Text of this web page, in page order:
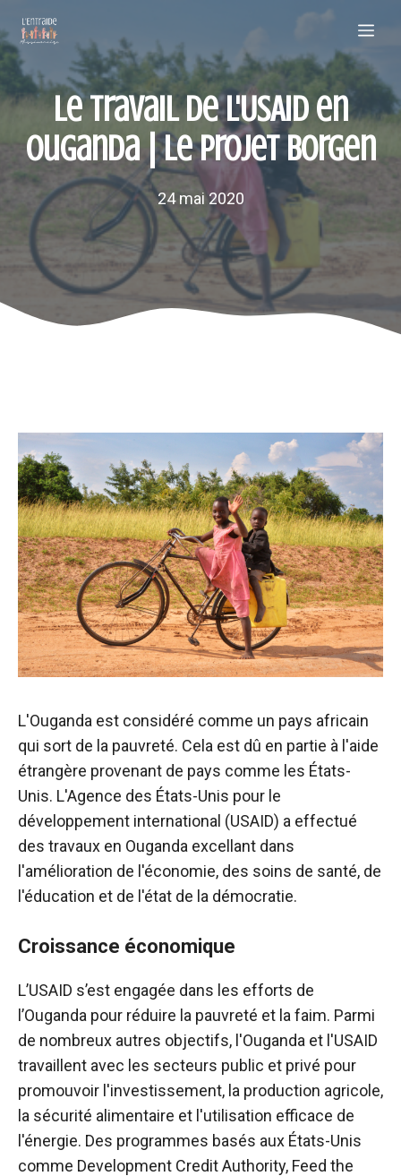
au
contenu
Le travail de l'USAID en
Ouganda | Le projet Borgen
24 mai 2020
L'Ouganda est considéré comme un pays africain
qui sort de la pauvreté. Cela est dû en partie à l'aide
étrangère provenant de pays comme les États-
Unis. L'Agence des États-Unis pour le
développement international (USAID) a effectué
des travaux en Ouganda excellant dans
l'amélioration de l'économie, des soins de santé, de
l'éducation et de l'état de la démocratie.
Croissance économique
L’USAID s’est engagée dans les efforts de
l’Ouganda pour réduire la pauvreté et la faim. Parmi
de nombreux autres objectifs, l'Ouganda et l'USAID
travaillent avec les secteurs public et privé pour
promouvoir l'investissement, la production agricole,
la sécurité alimentaire et l'utilisation efficace de
l'énergie. Des programmes basés aux États-Unis
comme Development Credit Authority, Feed the